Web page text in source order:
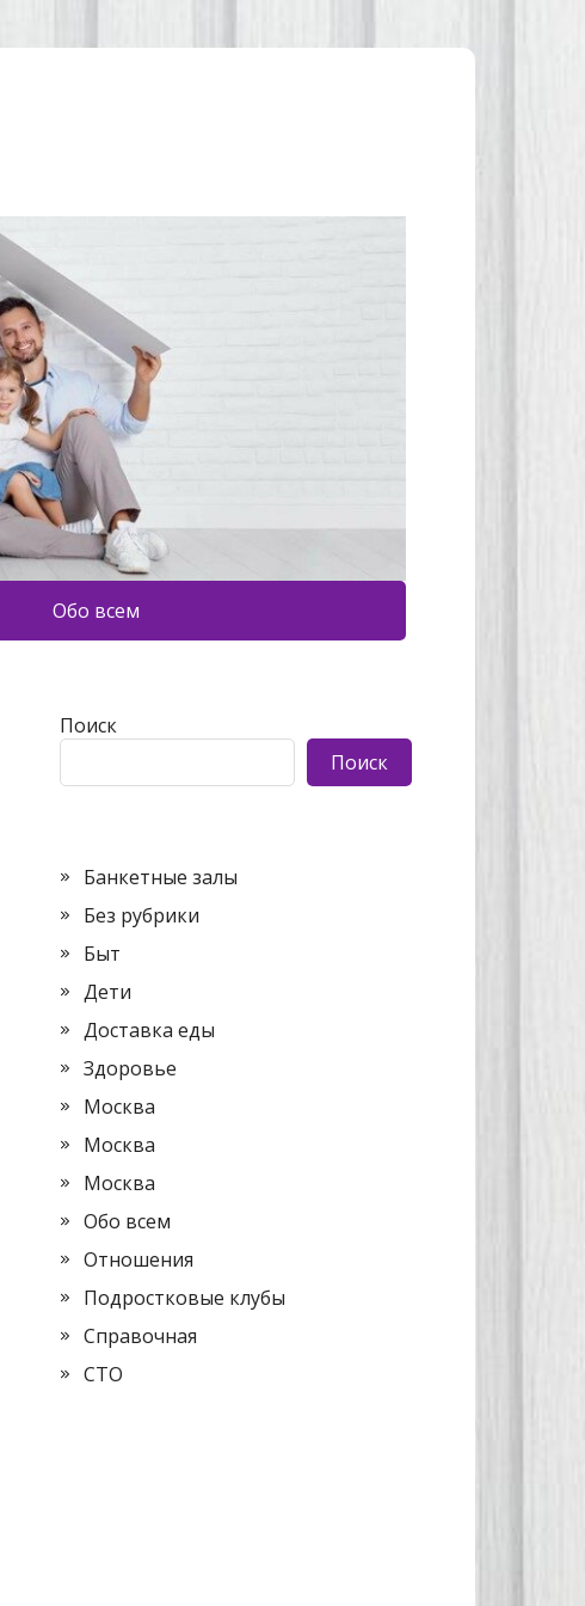
Обо всем
Поиск
Поиск
Банкетные залы
Без рубрики
Быт
Дети
Доставка еды
Здоровье
Москва
Москва
Москва
Обо всем
Отношения
Подростковые клубы
Справочная
СТО